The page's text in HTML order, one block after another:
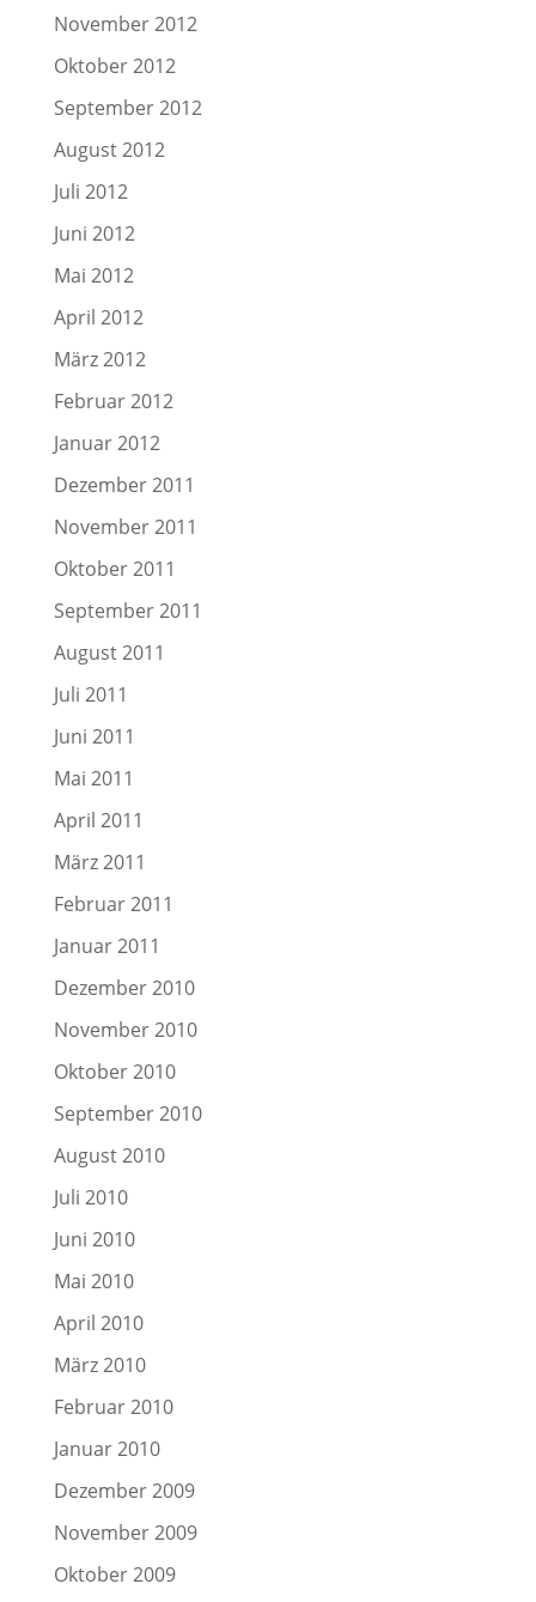
November 2012
Oktober 2012
September 2012
August 2012
Juli 2012
Juni 2012
Mai 2012
April 2012
März 2012
Februar 2012
Januar 2012
Dezember 2011
November 2011
Oktober 2011
September 2011
August 2011
Juli 2011
Juni 2011
Mai 2011
April 2011
März 2011
Februar 2011
Januar 2011
Dezember 2010
November 2010
Oktober 2010
September 2010
August 2010
Juli 2010
Juni 2010
Mai 2010
April 2010
März 2010
Februar 2010
Januar 2010
Dezember 2009
November 2009
Oktober 2009